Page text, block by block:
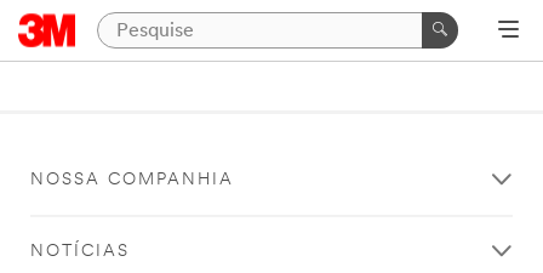
NOSSA COMPANHIA
NOTÍCIAS